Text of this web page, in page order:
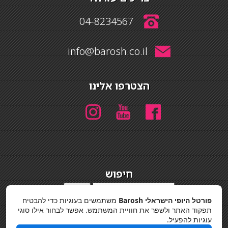
04-8234567
info@barosh.co.il
הצטרפו אלינו
חיפוש
מדיניות פרטיות
פורטל היופי הישראלי Barosh
משתמשים בעוגיות כדי להבטיח
תפקוד האתר ולשפר את חוויית המשתמש. אפשר לבחור אילו סוגי
עוגיות להפעיל.